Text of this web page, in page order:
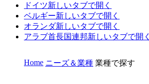
ドイツ新しいタブで開く
ベルギー新しいタブで開く
オランダ新しいタブで開く
アラブ首長国連邦新しいタブで開く
Home ニーズ＆業種 業種で探す